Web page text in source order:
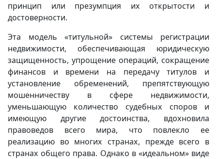
принцип или презумпция их открытости и
достоверности.
Эта модель «титульной» системы регистрации
недвижимости, обеспечивающая юридическую
защищенность, упрощение операций, сокращение
финансов и времени на передачу титулов и
установление обременений, препятствующую
мошенничеству в сфере недвижимости,
уменьшающую количество судебных споров и
имеющую другие достоинства, вдохновила
правоведов всего мира, что повлекло ее
реализацию во многих странах, прежде всего в
странах общего права. Однако в «идеальном» виде